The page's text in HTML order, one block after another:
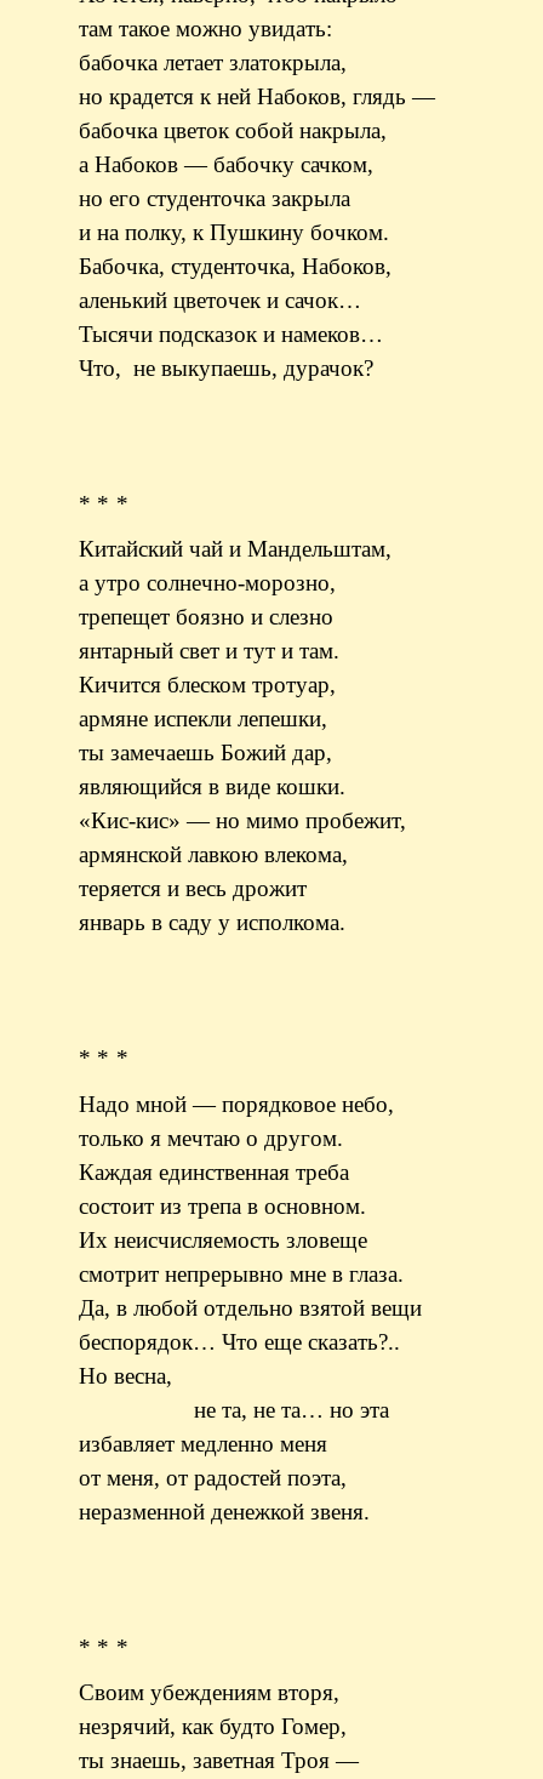
там такое можно увидать:
бабочка летает златокрыла,
но крадется к ней Набоков, глядь —
бабочка цветок собой накрыла,
а Набоков — бабочку сачком,
но его студенточка закрыла
и на полку, к Пушкину бочком.
Бабочка, студенточка, Набоков,
аленький цветочек и сачок…
Тысячи подсказок и намеков…
Что, не выкупаешь, дурачок?
* * *
Китайский чай и Мандельштам,
а утро солнечно-морозно,
трепещет боязно и слезно
янтарный свет и тут и там.
Кичится блеском тротуар,
армяне испекли лепешки,
ты замечаешь Божий дар,
являющийся в виде кошки.
«Кис-кис» — но мимо пробежит,
армянской лавкою влекома,
теряется и весь дрожит
январь в саду у исполкома.
* * *
Надо мной — порядковое небо,
только я мечтаю о другом.
Каждая единственная треба
состоит из трепа в основном.
Их неисчисляемость зловеще
смотрит непрерывно мне в глаза.
Да, в любой отдельно взятой вещи
беспорядок… Что еще сказать?..
Но весна,
не та, не та… но эта
избавляет медленно меня
от меня, от радостей поэта,
неразменной денежкой звеня.
* * *
Своим убеждениям вторя,
незрячий, как будто Гомер,
ты знаешь, заветная Троя —